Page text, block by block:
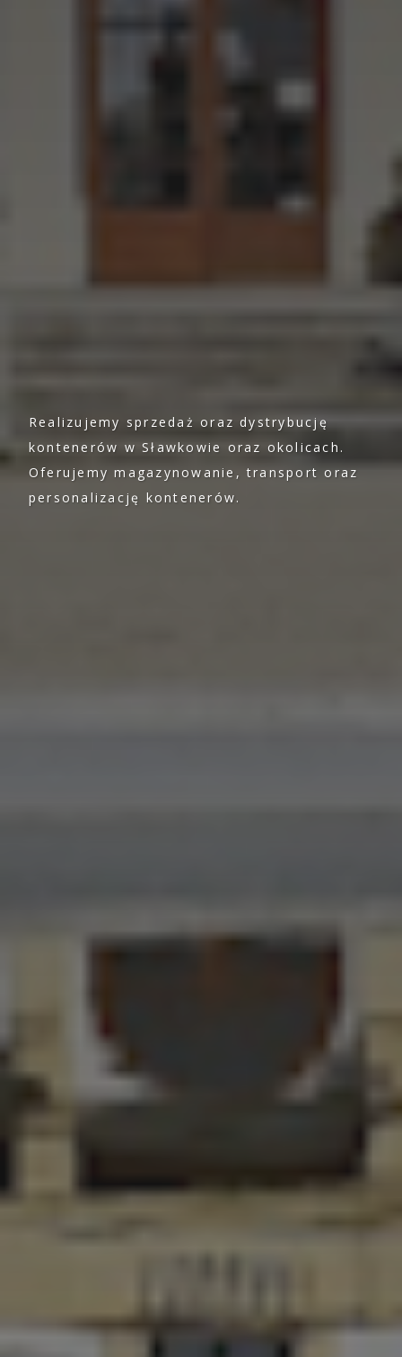
Realizujemy sprzedaż oraz dystrybucję
kontenerów w Sławkowie oraz okolicach.
Oferujemy magazynowanie, transport oraz
personalizację kontenerów.